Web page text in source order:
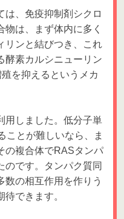
は、免疫抑制剤シクロ
物は、まず体内に多く
リンと結びつき、これ
酵素カルシニューリン
を抑えるというメカ
用しました。低分子単
ことが難しいなら、ま
の複合体でRASタンパ
のです。タンパク質同
数の相互作用を作りう
できます。